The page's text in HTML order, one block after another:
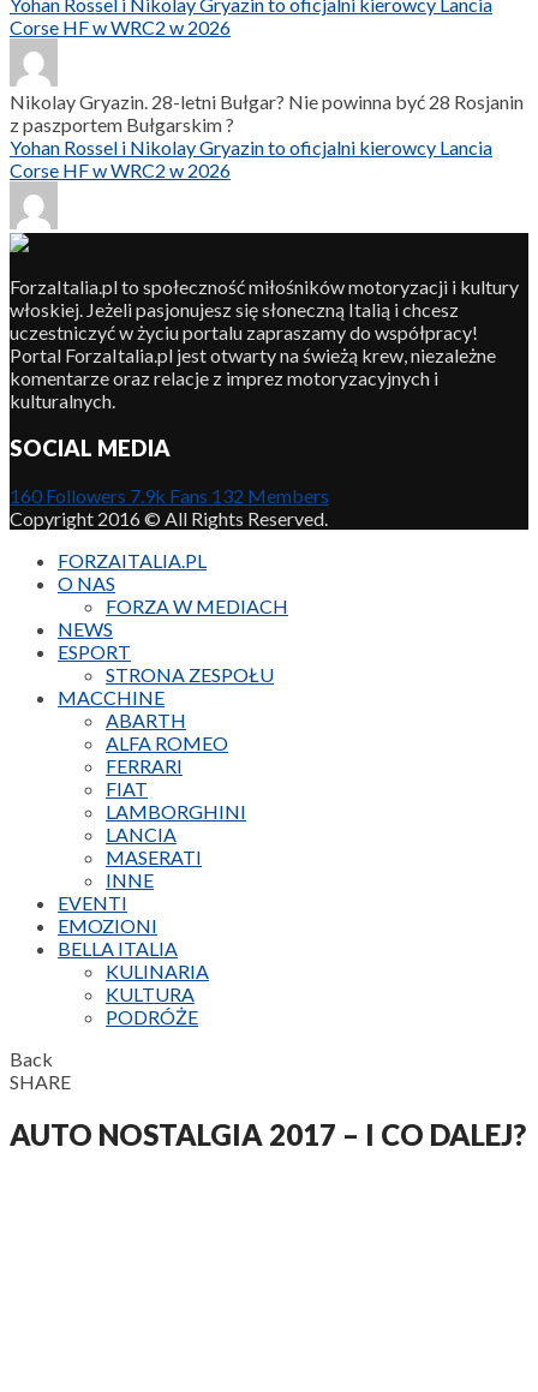
Yohan Rossel i Nikolay Gryazin to oficjalni kierowcy Lancia
Corse HF w WRC2 w 2026
Nikolay Gryazin. 28-letni Bułgar? Nie powinna być 28 Rosjanin
z paszportem Bułgarskim ?
Yohan Rossel i Nikolay Gryazin to oficjalni kierowcy Lancia
Corse HF w WRC2 w 2026
ForzaItalia.pl to społeczność miłośników motoryzacji i kultury
włoskiej. Jeżeli pasjonujesz się słoneczną Italią i chcesz
uczestniczyć w życiu portalu zapraszamy do współpracy!
Portal ForzaItalia.pl jest otwarty na świeżą krew, niezależne
komentarze oraz relacje z imprez motoryzacyjnych i
kulturalnych.
SOCIAL MEDIA
160 Followers 7.9k Fans 132 Members
Copyright 2016 © All Rights Reserved.
FORZAITALIA.PL
O NAS
FORZA W MEDIACH
NEWS
ESPORT
STRONA ZESPOŁU
MACCHINE
ABARTH
ALFA ROMEO
FERRARI
FIAT
LAMBORGHINI
LANCIA
MASERATI
INNE
EVENTI
EMOZIONI
BELLA ITALIA
KULINARIA
KULTURA
PODRÓŻE
Back
SHARE
AUTO NOSTALGIA 2017 – I CO DALEJ?